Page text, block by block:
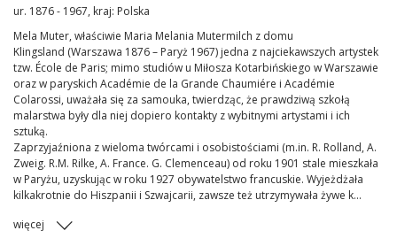
ur. 1876 - 1967, kraj: Polska
Mela Muter, właściwie Maria Melania Mutermilch z domu
Klingsland (Warszawa 1876 – Paryż 1967) jedna z najciekawszych artystek
tzw. École de Paris; mimo studiów u Miłosza Kotarbińskiego w Warszawie
oraz w paryskich Académie de la Grande Chaumiére i Académie
Colarossi, uważała się za samouka, twierdząc, że prawdziwą szkołą
malarstwa były dla niej dopiero kontakty z wybitnymi artystami i ich
sztuką.
Zaprzyjaźniona z wieloma twórcami i osobistościami (m.in. R. Rolland, A.
Zweig. R.M. Rilke, A. France. G. Clemenceau) od roku 1901 stale mieszkała
w Paryżu, uzyskując w roku 1927 obywatelstwo francuskie. Wyjeżdżała
kilkakrotnie do Hiszpanii i Szwajcarii, zawsze też utrzymywała żywe k...
więcej